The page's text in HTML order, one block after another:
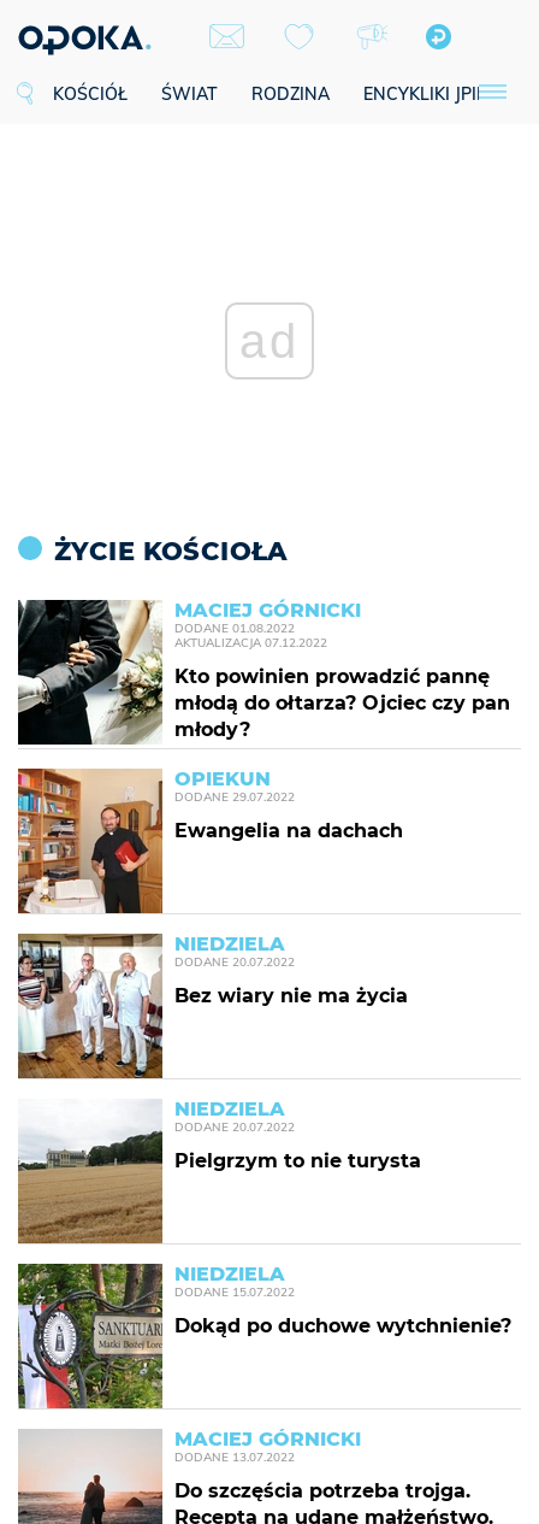
KOŚCIÓŁ ŚWIAT RODZINA ENCYKLIKI JPII
ad
ŻYCIE KOŚCIOŁA
MACIEJ GÓRNICKI
DODANE 01.08.2022
AKTUALIZACJA 07.12.2022
Kto powinien prowadzić pannę
młodą do ołtarza? Ojciec czy pan
młody?
OPIEKUN
DODANE 29.07.2022
Ewangelia na dachach
NIEDZIELA
DODANE 20.07.2022
Bez wiary nie ma życia
NIEDZIELA
DODANE 20.07.2022
Pielgrzym to nie turysta
NIEDZIELA
DODANE 15.07.2022
Dokąd po duchowe wytchnienie?
MACIEJ GÓRNICKI
DODANE 13.07.2022
Do szczęścia potrzeba trojga.
Recepta na udane małżeństwo.